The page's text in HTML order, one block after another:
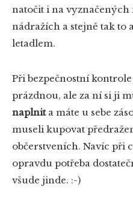
natočit i na
nádražích a stejně tak to
letadlem.
Při bezpečnostní
prázdnou, ale za ní si ji
naplnit a máte u sebe
museli kupovat
občerstveních. Navíc při
opravdu potřeba
všude jinde. :-)